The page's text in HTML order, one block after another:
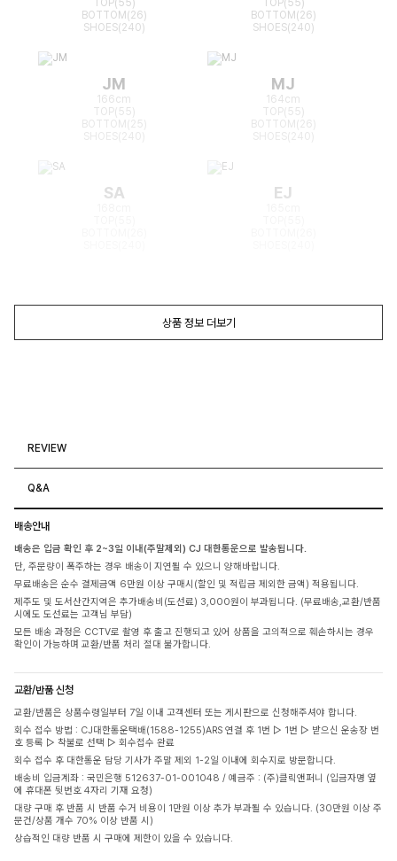
BOTTOM(26)
SHOES(240)
BOTTOM(26)
SHOES(240)
JM
166cm
TOP(55)
BOTTOM(25)
MJ
164cm
TOP(55)
BOTTOM(26)
SA EJ
상품 정보 더보기
REVIEW
Q&A
배송안내
배송은 입금 확인 후 2~3일 이내(주말제외) CJ 대한통운으로 발송됩니다.
단, 주문량이 폭주하는 경우 배송이 지연될 수 있으니 양해바랍니다.
무료배송은 순수 결제금액 6만원 이상 구매시(할인 및 적립금 제외한 금액) 적용됩니다.
제주도 및 도서산간지역은 추가배송비(도선료) 3,000원이 부과됩니다. (무료배송,교환/반품
시에도 도선료는 고객님 부담)
모든 배송 과정은 CCTV로 촬영 후 출고 진행되고 있어 상품을 고의적으로 훼손하시는 경우
확인이 가능하며 교환/반품 처리 절대 불가합니다.
교환/반품 신청
교환/반품은 상품수령일부터 7일 이내 고객센터 또는 게시판으로 신청해주셔야 합니다.
회수 접수 방법 : CJ대한통운택배(1588-1255)ARS 연결 후 1번 ▷ 1번 ▷ 받으신 운송장 번
호 등록 ▷ 착불로 선택 ▷ 회수접수 완료
회수 접수 후 대한통운 담당 기사가 주말 제외 1-2일 이내에 회수지로 방문합니다.
배송비 입금계좌 : 국민은행 512637-01-001048 / 예금주 : (주)클릭앤퍼니 (입금자명 옆
에 휴대폰 뒷번호 4자리 기재 요청)
대량 구매 후 반품 시 반품 수거 비용이 1만원 이상 추가 부과될 수 있습니다. (30만원 이상 주
문건/상품 개수 70% 이상 반품 시)
상습적인 대량 반품 시 구매에 제한이 있을 수 있습니다.